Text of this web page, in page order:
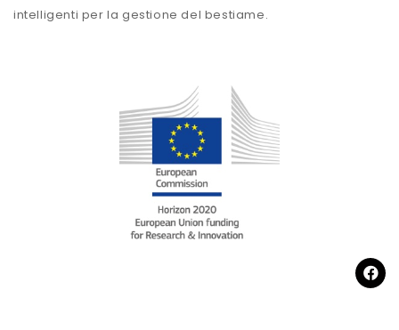
intelligenti per la gestione del bestiame.